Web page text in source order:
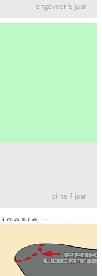
ongeveer 5 jaar
bijna 4 jaar